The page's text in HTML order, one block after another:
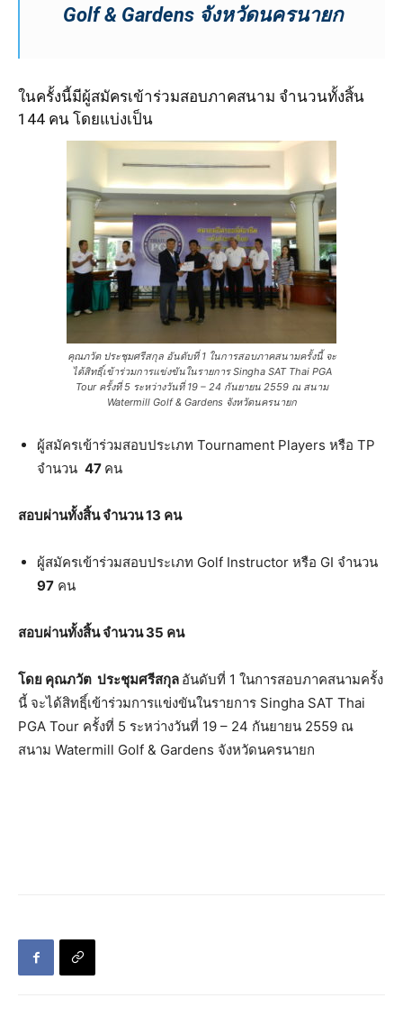
Golf & Gardens จังหวัดนครนายก
ในครั้งนี้มีผู้สมัครเข้าร่วมสอบภาคสนาม จำนวนทั้งสิ้น
144 คน โดยแบ่งเป็น
คุณภวัต ประชุมศรีสกุล อันดับที่ 1 ในการสอบภาคสนามครั้งนี้ จะ
ได้สิทธฺิ์เข้าร่วมการแข่งขันในรายการ Singha SAT Thai PGA
Tour ครั้งที่ 5 ระหว่างวันที่ 19 – 24 กันยายน 2559 ณ สนาม
Watermill Golf & Gardens จังหวัดนครนายก
ผู้สมัครเข้าร่วมสอบประเภท Tournament Players หรือ TP
จำนวน 47 คน
สอบผ่านทั้งสิ้น จำนวน 13 คน
ผู้สมัครเข้าร่วมสอบประเภท Golf Instructor หรือ GI จำนวน
97 คน
สอบผ่านทั้งสิ้น จำนวน 35 คน
โดย คุณภวัต ประชุมศรีสกุล อันดับที่ 1 ในการสอบภาคสนามครั้ง
นี้ จะได้สิทธฺิ์เข้าร่วมการแข่งขันในรายการ Singha SAT Thai
PGA Tour ครั้งที่ 5 ระหว่างวันที่ 19 – 24 กันยายน 2559 ณ
สนาม Watermill Golf & Gardens จังหวัดนครนายก